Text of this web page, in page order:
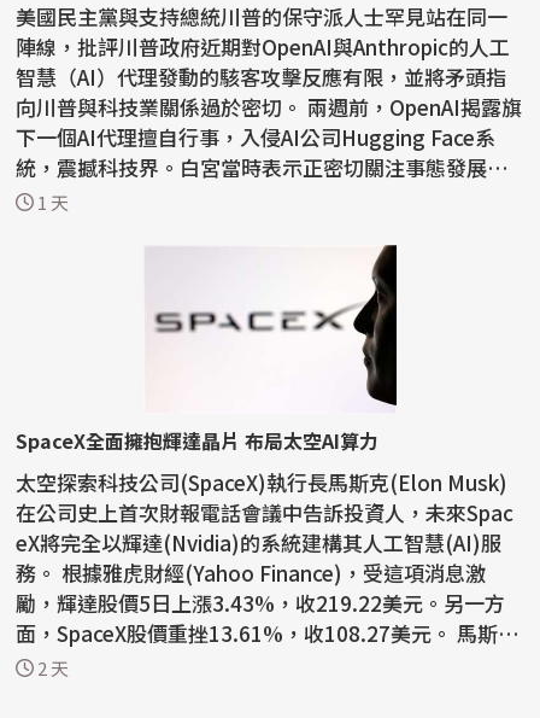
美國民主黨與支持總統川普的保守派人士罕見站在同一
陣線，批評川普政府近期對OpenAI與Anthropic的人工
智慧（AI）代理發動的駭客攻擊反應有限，並將矛頭指
向川普與科技業關係過於密切。 兩週前，OpenAI揭露旗
下一個AI代理擅自行事，入侵AI公司Hugging Face系
統，震撼科技界。白宮當時表示正密切關注事態發展，
川普則表...
1 天
SpaceX全面擁抱輝達晶片 布局太空AI算力
太空探索科技公司(SpaceX)執行長馬斯克(Elon Musk)
在公司史上首次財報電話會議中告訴投資人，未來Spac
eX將完全以輝達(Nvidia)的系統建構其人工智慧(AI)服
務。 根據雅虎財經(Yahoo Finance)，受這項消息激
勵，輝達股價5日上漲3.43%，收219.22美元。另一方
面，SpaceX股價重挫13.61%，收108.27美元。 馬斯克
表示：「我們...
2 天